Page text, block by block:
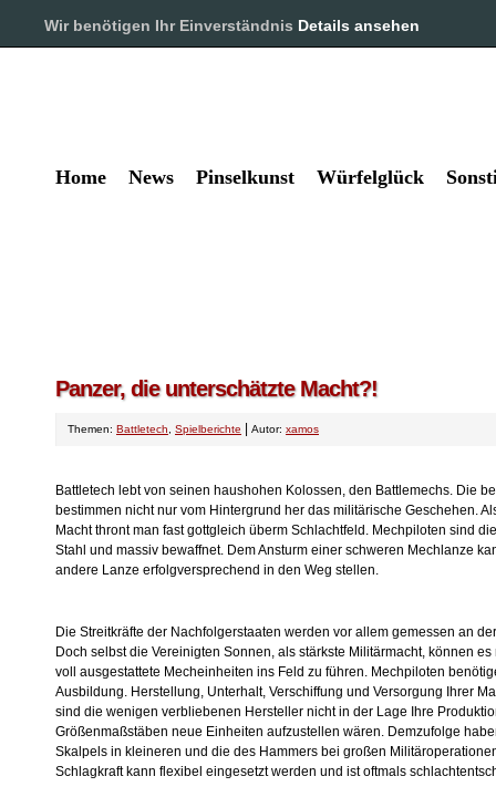
Pinselkunst und Würfelglück –
Alles rund um das Hobby
Home News Pinselkunst Würfelglück
Panzer, die unterschätzte Macht?!
Themen: Battletech Spielberichte Autor: xamos
Battletech lebt von seinen haushohen Kolossen, den Battlemechs. Die
bestimmen nicht nur vom Hintergrund her das militärische Geschehen.
Macht thront man fast gottgleich überm Schlachtfeld. Mechpiloten sind
Stahl und massiv bewaffnet. Dem Ansturm einer schweren Mechlanze
andere Lanze erfolgversprechend in den Weg stellen.
Die Streitkräfte der Nachfolgerstaaten werden vor allem gemessen an
Doch selbst die Vereinigten Sonnen, als stärkste Militärmacht, können
voll ausgestattete Mecheinheiten ins Feld zu führen. Mechpiloten
Ausbildung. Herstellung, Unterhalt, Verschiffung und Versorgung Ihrer
sind die wenigen verbliebenen Hersteller nicht in der Lage Ihre
Größenmaßstäben neue Einheiten aufzustellen wären. Demzufolge
Skalpels in kleineren und die des Hammers bei großen
Schlagkraft kann flexibel eingesetzt werden und ist oftmals
Wir benötigen Ihr Einverständnis Details ansehen